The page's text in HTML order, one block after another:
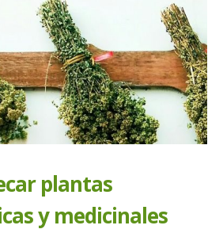
plantas
y medicinales